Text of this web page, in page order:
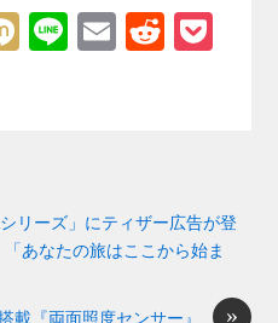
M
Li
E
R
リーズ」にティザー広告が登
あなたの旅はここから始ま
»
載『両面照度センサー』